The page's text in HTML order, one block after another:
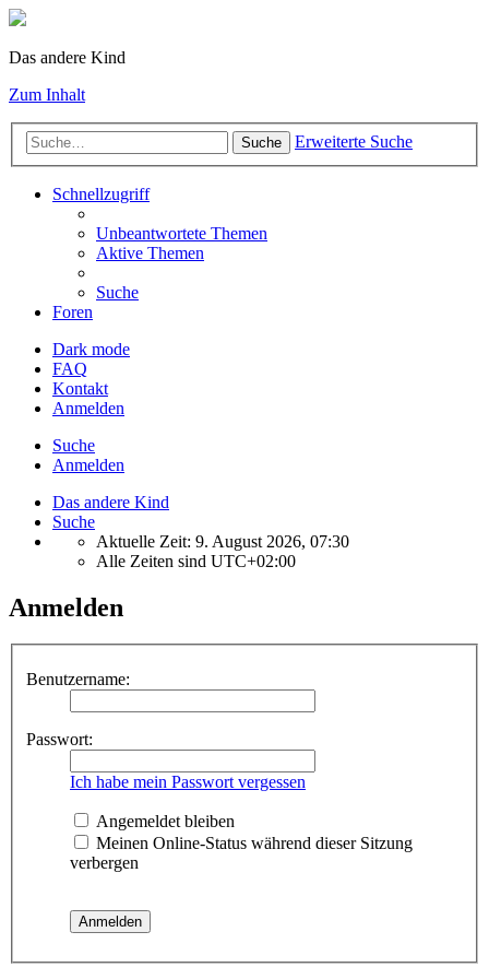
Das andere Kind
Zum Inhalt
Suche Erweiterte Suche
Schnellzugriff
Unbeantwortete Themen
Aktive Themen
Suche
Foren
Dark mode
FAQ
Kontakt
Anmelden
Suche
Anmelden
Das andere Kind
Suche
Aktuelle Zeit: 9. August 2026, 07:30
Alle Zeiten sind UTC+02:00
Anmelden
Benutzername:
Passwort:
Ich habe mein Passwort vergessen
Angemeldet bleiben
Meinen Online-Status während dieser Sitzung
verbergen